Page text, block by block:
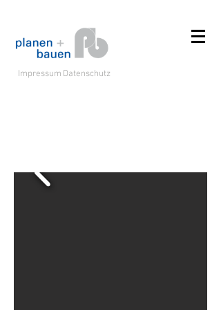
Impressum Datenschutz